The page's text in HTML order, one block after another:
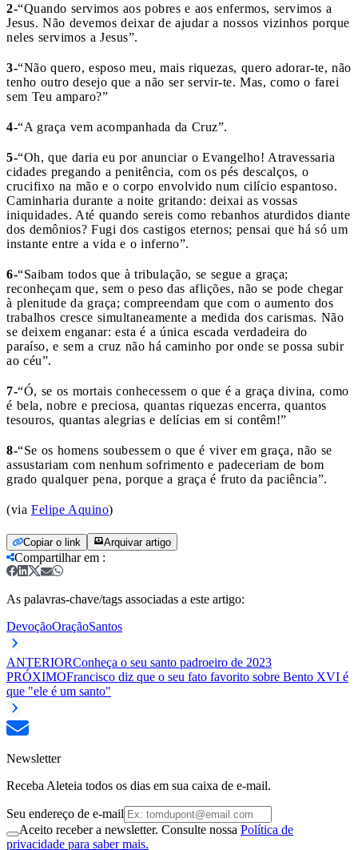
2-“Quando servimos aos pobres e aos enfermos, servimos a
Jesus. Não devemos deixar de ajudar a nossos vizinhos porque
neles servimos a Jesus”.
3-“Não quero, esposo meu, mais riquezas, quero adorar-te, não
tenho outro desejo que a não ser servir-te. Mas, como o farei
sem Teu amparo?”
4-“A graça vem acompanhada da Cruz”.
5-“Oh, que daria eu por anunciar o Evangelho! Atravessaria
cidades pregando a penitência, com os pés descalços, o
crucifixo na mão e o corpo envolvido num cilício espantoso.
Caminharia durante a noite gritando: deixai as vossas
iniquidades. Até quando sereis como rebanhos aturdidos diante
dos demônios? Fugi dos castigos eternos; pensai que há só um
instante entre a vida e o inferno”.
6-“Saibam todos que à tribulação, se segue a graça;
reconheçam que, sem o peso das aflições, não se pode chegar
à plenitude da graça; compreendam que com o aumento dos
trabalhos cresce simultaneamente a medida dos carismas. Não
se deixem enganar: esta é a única escada verdadeira do
paraíso, e sem a cruz não há caminho por onde se possa subir
ao céu”.
7-“Ó, se os mortais conhecessem o que é a graça divina, como
é bela, nobre e preciosa, quantas riquezas encerra, quantos
tesouros, quantas alegrias e delícias em si contêm!”
8-“Se os homens soubessem o que é viver em graça, não se
assustariam com nenhum sofrimento e padeceriam de bom
grado qualquer pena, porque a graça é fruto da paciência”.
(via Felipe Aquino)
Copiar o link Arquivar artigo
Compartilhar em :
As palavras-chave/tags associadas a este artigo:
DevoçãoOraçãoSantos
ANTERIORConheça o seu santo padroeiro de 2023
PRÓXIMOFrancisco diz que o seu fato favorito sobre Bento XVI é
que "ele é um santo"
Newsletter
Receba Aleteia todos os dias em sua caixa de e-mail.
Seu endereço de e-mail
Aceito receber a newsletter. Consulte nossa Política de
privacidade para saber mais.